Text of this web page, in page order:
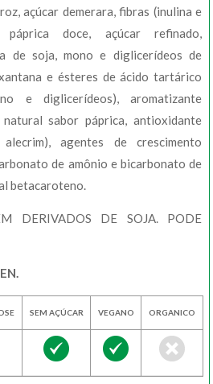
açúcar demerara, fibras (inulina e
doce, açúcar refinado,
de soja, mono e diglicerídeos de
e ésteres de ácido tartárico
e diglicerídeos), aromatizante
sabor páprica, antioxidante
agentes de crescimento
de amônio e bicarbonato de
betacaroteno.
DERIVADOS DE SOJA. PODE
SEM AÇÚCAR VEGANO ORGANICO